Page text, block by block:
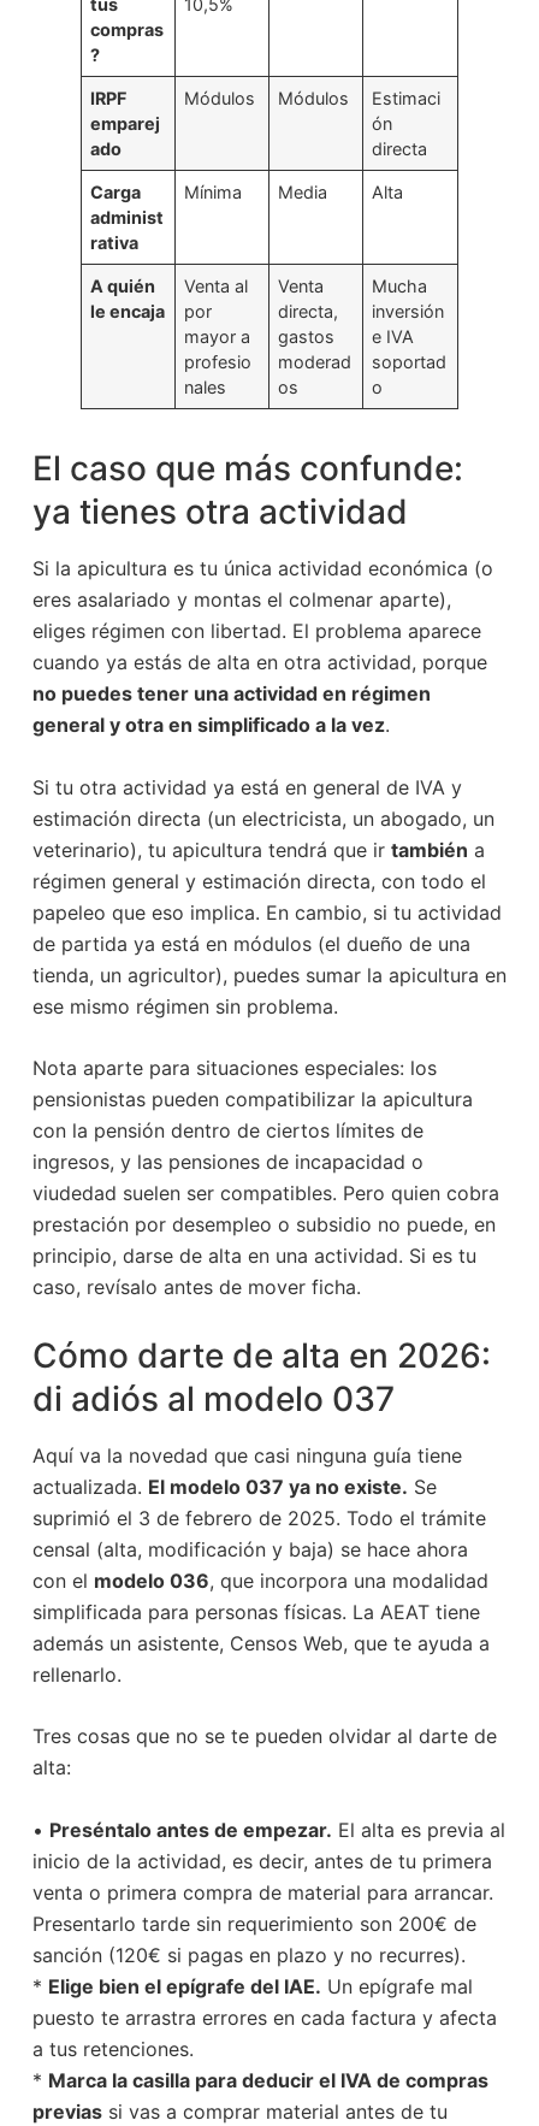
tus
compras
?
10,5%
IRPF
emparej
ado
Módulos Módulos
Estimaci
ón
directa
Carga
administ
rativa
Mínima Media Alta
A quién
le encaja
Venta al
por
mayor a
profesio
nales
Venta
directa,
gastos
moderad
os
Mucha
inversión
e IVA
soportad
o
El caso que más confunde:
ya tienes otra actividad
Si la apicultura es tu única actividad económica (o
eres asalariado y montas el colmenar aparte),
eliges régimen con libertad. El problema aparece
cuando ya estás de alta en otra actividad, porque
no puedes tener una actividad en régimen
general y otra en simplificado a la vez.
Si tu otra actividad ya está en general de IVA y
estimación directa (un electricista, un abogado, un
veterinario), tu apicultura tendrá que ir también a
régimen general y estimación directa, con todo el
papeleo que eso implica. En cambio, si tu actividad
de partida ya está en módulos (el dueño de una
tienda, un agricultor), puedes sumar la apicultura en
ese mismo régimen sin problema.
Nota aparte para situaciones especiales: los
pensionistas pueden compatibilizar la apicultura
con la pensión dentro de ciertos límites de
ingresos, y las pensiones de incapacidad o
viudedad suelen ser compatibles. Pero quien cobra
prestación por desempleo o subsidio no puede, en
principio, darse de alta en una actividad. Si es tu
caso, revísalo antes de mover ficha.
Cómo darte de alta en 2026:
di adiós al modelo 037
Aquí va la novedad que casi ninguna guía tiene
actualizada. El modelo 037 ya no existe. Se
suprimió el 3 de febrero de 2025. Todo el trámite
censal (alta, modificación y baja) se hace ahora
con el modelo 036, que incorpora una modalidad
simplificada para personas físicas. La AEAT tiene
además un asistente, Censos Web, que te ayuda a
rellenarlo.
Tres cosas que no se te pueden olvidar al darte de
alta:
• Preséntalo antes de empezar. El alta es previa al
inicio de la actividad, es decir, antes de tu primera
venta o primera compra de material para arrancar.
Presentarlo tarde sin requerimiento son 200€ de
sanción (120€ si pagas en plazo y no recurres).
* Elige bien el epígrafe del IAE. Un epígrafe mal
puesto te arrastra errores en cada factura y afecta
a tus retenciones.
* Marca la casilla para deducir el IVA de compras
previassi vas a comprar material antes de tu